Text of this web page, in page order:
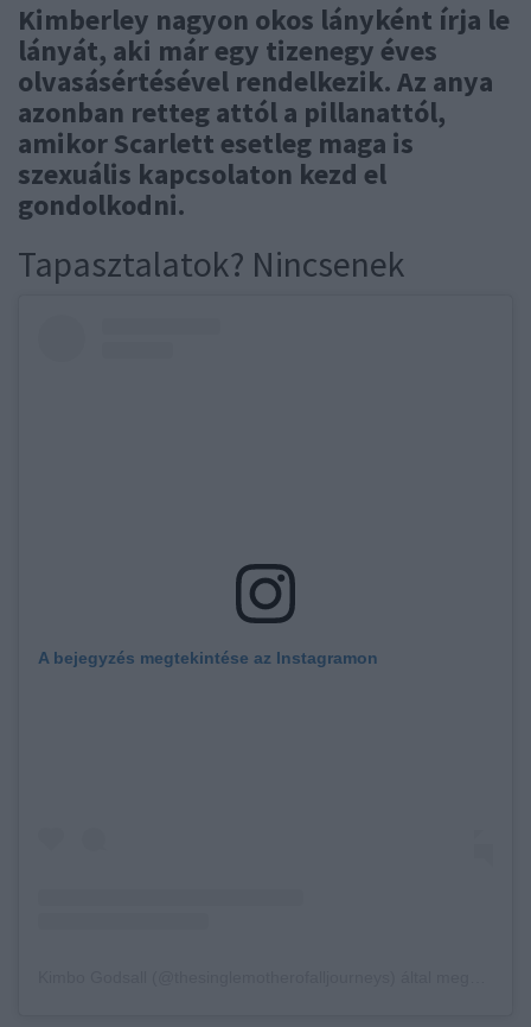
Kimberley nagyon okos lányként írja le
lányát, aki már egy tizenegy éves
olvasásértésével rendelkezik. Az anya
azonban retteg attól a pillanattól,
amikor Scarlett esetleg maga is
szexuális kapcsolaton kezd el
gondolkodni.
Tapasztalatok? Nincsenek
A bejegyzés megtekintése az Instagramon